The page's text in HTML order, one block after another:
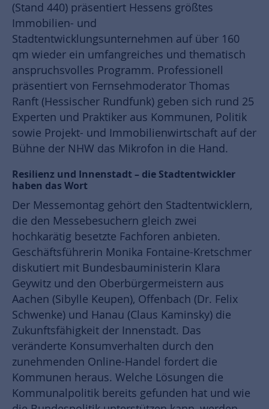
(Stand 440) präsentiert Hessens größtes
Immobilien- und
Stadtentwicklungsunternehmen auf über 160
qm wieder ein umfangreiches und thematisch
anspruchsvolles Programm. Professionell
präsentiert von Fernsehmoderator Thomas
Ranft (Hessischer Rundfunk) geben sich rund 25
Experten und Praktiker aus Kommunen, Politik
sowie Projekt- und Immobilienwirtschaft auf der
Bühne der NHW das Mikrofon in die Hand.
Resilienz und Innenstadt – die Stadtentwickler
haben das Wort
Der Messemontag gehört den Stadtentwicklern,
die den Messebesuchern gleich zwei
hochkarätig besetzte Fachforen anbieten.
Geschäftsführerin Monika Fontaine-Kretschmer
diskutiert mit Bundesbauministerin Klara
Geywitz und den Oberbürgermeistern aus
Aachen (Sibylle Keupen), Offenbach (Dr. Felix
Schwenke) und Hanau (Claus Kaminsky) die
Zukunftsfähigkeit der Innenstadt. Das
veränderte Konsumverhalten durch den
zunehmenden Online-Handel fordert die
Kommunen heraus. Welche Lösungen die
Kommunalpolitik bereits gefunden hat und wie